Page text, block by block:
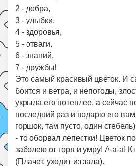
2 - добра,
3 - улыбки,
4 - здоровья,
5 - отваги,
6 - знаний,
7 - дружбы!
Это самый красивый цветок. И
боится и ветра, и непогоды,
укрыла его потеплее, а сейчас
последний раз и подарю его
горшок, там пусто, один
- то оборвал лепестки! Цветок
заболею от горя и умру! А-а-а!
(Плачет, уходит из зала).